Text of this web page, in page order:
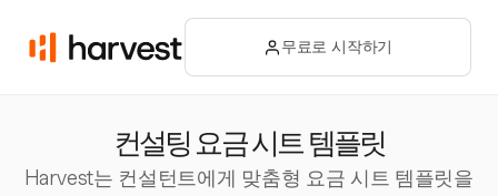
무료로 시작하기
컨설팅 요금 시트 템플릿
Harvest는 컨설턴트에게 맞춤형 요금 시트 템플릿을